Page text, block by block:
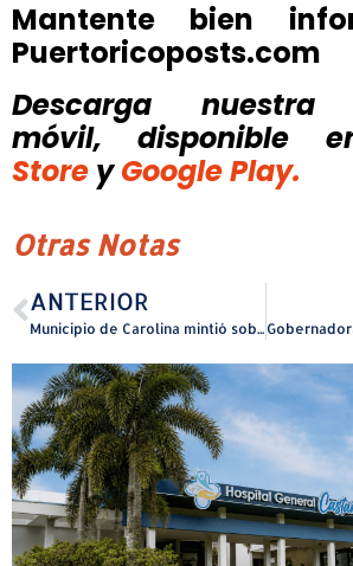
Mantente bien
Puertoricoposts.com
Descarga nuestra
móvil, disponible
Store y Google Play.
Otras Notas
ANTERIOR
Municipio de Carolina mintió sobre la existencia de valiosos recursos para obtener la renovación del permiso del vertedero y su expansión